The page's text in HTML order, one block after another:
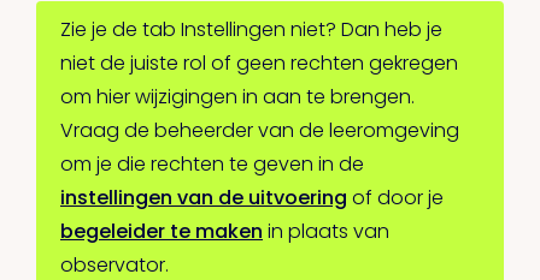
Zie je de tab Instellingen niet? Dan heb je
niet de juiste rol of geen rechten gekregen
om hier wijzigingen in aan te brengen.
Vraag de beheerder van de leeromgeving
om je die rechten te geven in de
instellingen van de uitvoering of door je
begeleider te maken in plaats van
observator.